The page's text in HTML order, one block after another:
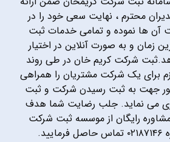
محترم ، نهایت سعی خود را در
آن ها نموده و تمامی خدمات ثبت
زمان و به صورت آنلاین در اختیار
شرکت کریم خان در طی روند
برای یک شرکت مشتریان را همراهی
جهت به ثبت رسیدن شرکت و ثبت
می نماید. جلب رضایت شما هدف
رایگان از موسسه ثبت شرکت